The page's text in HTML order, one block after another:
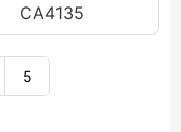
CA4135
5